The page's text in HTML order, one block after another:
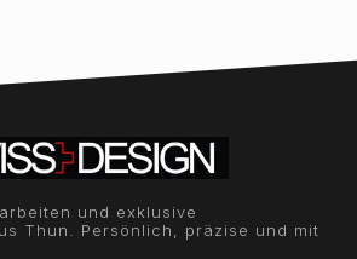
und exklusive
Thun. Persönlich, präzise und mit